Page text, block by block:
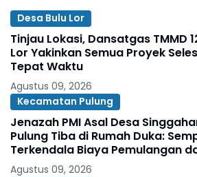
Desa Bulu Lor
Tinjau Lokasi, Dansatgas TMMD
Lor Yakinkan Semua Proyek
Tepat Waktu
Agustus 09, 2026
Kecamatan Pulung
Jenazah PMI Asal Desa
Pulung Tiba di Rumah Duka:
Terkendala Biaya Pemulangan
Majikan
Agustus 09, 2026